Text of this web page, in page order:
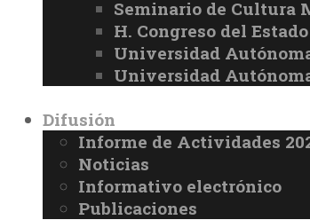
Seminario de Cultura
H. Congreso del
Universidad
Universidad
Difusión
Informe de Actividades
Noticias
Informativo electrónico
Publicaciones